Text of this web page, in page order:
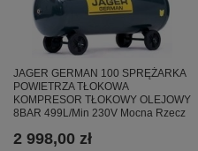
JAGER GERMAN 100 SPRĘŻARKA
POWIETRZA TŁOKOWA
KOMPRESOR TŁOKOWY OLEJOWY
8BAR 499L/Min 230V Mocna Rzecz
2 998,00 zł